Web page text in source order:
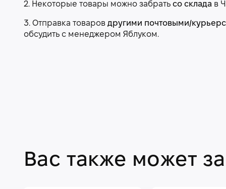
2. Некоторые товары можно забрать со склада в
3. Отправка товаров другими почтовыми/
обсудить с менеджером Яблуком.
Вас также может